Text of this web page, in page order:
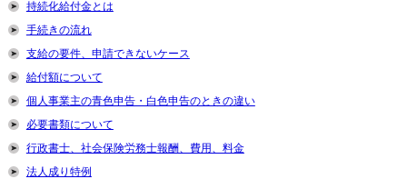
持続化給付金とは
手続きの流れ
支給の要件、申請できないケース
給付額について
個人事業主の青色申告・白色申告のときの違い
必要書類について
行政書士、社会保険労務士報酬、費用、料金
法人成り特例